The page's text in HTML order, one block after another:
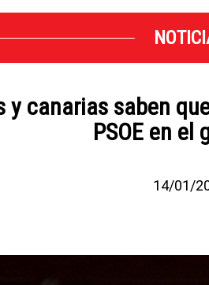
y canarias saben
PSOE en el
14/01/